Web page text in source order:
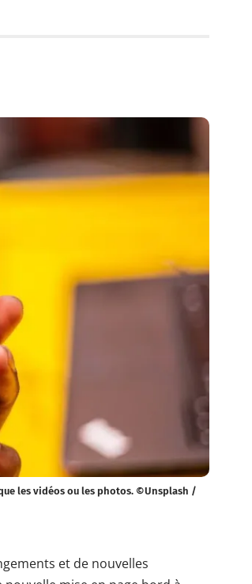
les vidéos ou les photos. ©Unsplash /
et de nouvelles